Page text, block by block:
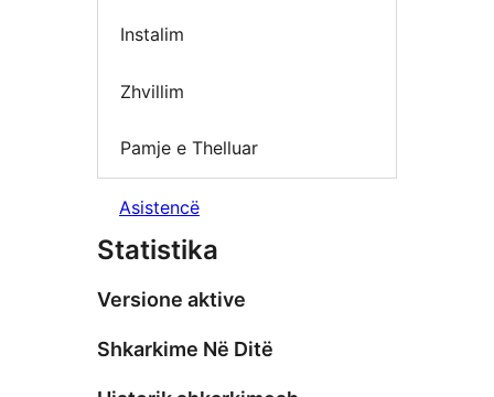
Instalim
Zhvillim
Pamje e Thelluar
Asistencë
Statistika
Versione aktive
Shkarkime Në Ditë